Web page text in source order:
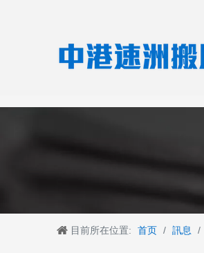
目前所在位置: 首页 / 訊息 /